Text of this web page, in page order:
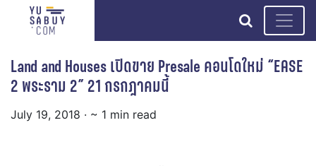
search
Land and Houses เปิดขาย Presale คอนโดใหม่ “EASE
2 พระราม 2” 21 กรกฎาคมนี้
July 19, 2018 · ~ 1 min read